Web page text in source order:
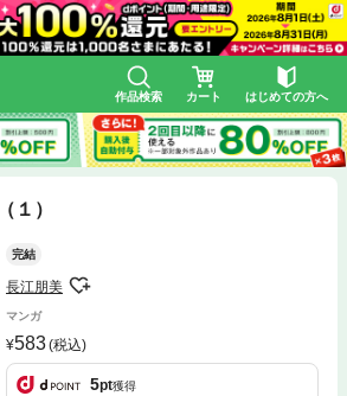
作品検索 カート はじめての方へ
１）
完結
長江朋美
マンガ
583(税込)
5pt獲得